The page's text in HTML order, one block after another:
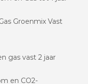
Groenmix Vast
gas vast 2 jaar
en CO2-